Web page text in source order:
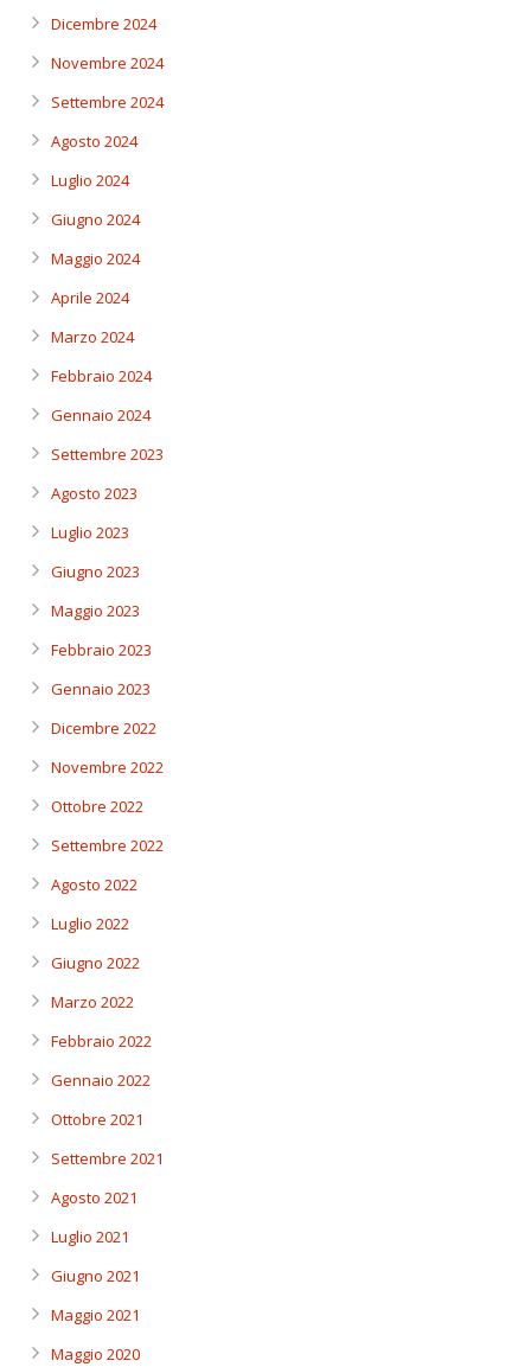
Dicembre 2024
Novembre 2024
Settembre 2024
Agosto 2024
Luglio 2024
Giugno 2024
Maggio 2024
Aprile 2024
Marzo 2024
Febbraio 2024
Gennaio 2024
Settembre 2023
Agosto 2023
Luglio 2023
Giugno 2023
Maggio 2023
Febbraio 2023
Gennaio 2023
Dicembre 2022
Novembre 2022
Ottobre 2022
Settembre 2022
Agosto 2022
Luglio 2022
Giugno 2022
Marzo 2022
Febbraio 2022
Gennaio 2022
Ottobre 2021
Settembre 2021
Agosto 2021
Luglio 2021
Giugno 2021
Maggio 2021
Maggio 2020